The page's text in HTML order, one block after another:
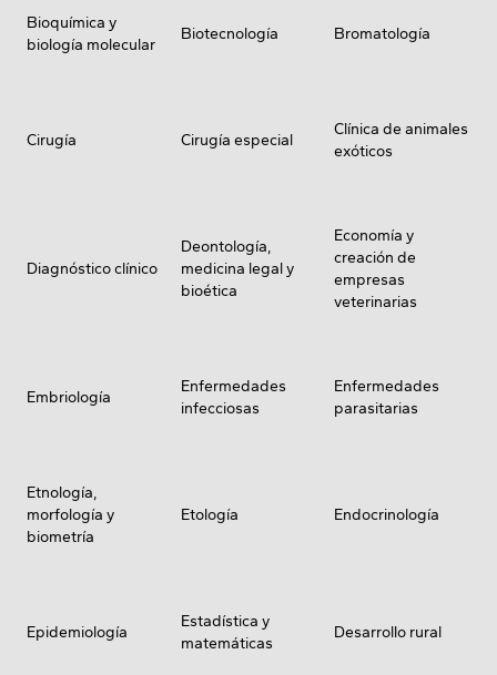
Bioquímica y
biología molecular
Biotecnología Bromatología
Cirugía Cirugía especial
Clínica de animales
exóticos
Diagnóstico clínico
Deontología,
medicina legal y
bioética
Economía y
creación de
empresas
veterinarias
Embriología
Enfermedades
infecciosas
Enfermedades
parasitarias
Etnología,
morfología y
biometría
Etología Endocrinología
Epidemiología
Estadística y
matemáticas
Desarrollo rural